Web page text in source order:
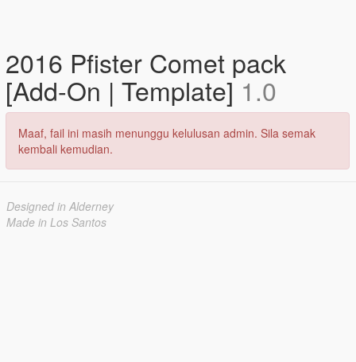
2016 Pfister Comet pack
[Add-On | Template]1.0
Maaf, fail ini masih menunggu kelulusan admin. Sila semak
kembali kemudian.
Designed in Alderney
Made in Los Santos